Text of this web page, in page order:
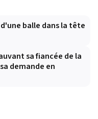
balle dans la tête
sa fiancée de la
demande en